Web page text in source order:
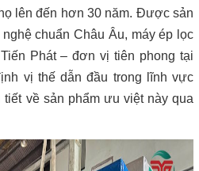
lên đến hơn 30 năm. Được sản
chuẩn Châu Âu, máy ép lọc
Phát – đơn vị tiên phong tại
vị thế dẫn đầu trong lĩnh vực
tiết về sản phẩm ưu việt này qua